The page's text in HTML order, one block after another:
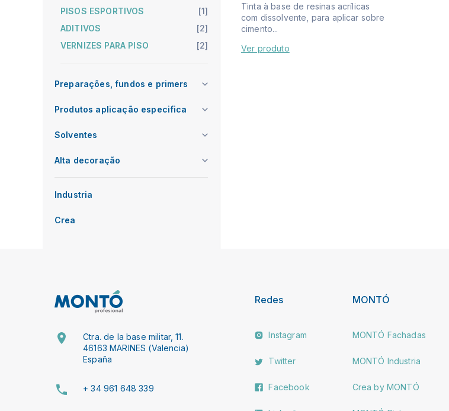
PISOS ESPORTIVOS
[1]
ADITIVOS
[2]
VERNIZES PARA PISO
[2]
Preparações, fundos e primers
Produtos aplicação especifica
Solventes
Alta decoração
Industria
Crea
Tinta à base de resinas acrílicas
com dissolvente, para aplicar sobre
cimento...
Ver produto
Ctra. de la base militar, 11.
46163 MARINES (Valencia)
España
+ 34 961 648 339
Redes
Instagram
Twitter
Facebook
MONTÓ
MONTÓ Fachadas
MONTÓ Industria
Crea by MONTÓ